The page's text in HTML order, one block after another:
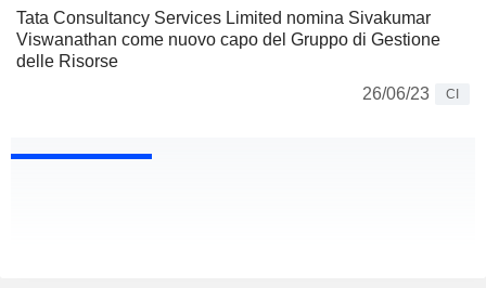
Tata Consultancy Services Limited nomina Sivakumar
Viswanathan come nuovo capo del Gruppo di Gestione
delle Risorse
26/06/23
CI